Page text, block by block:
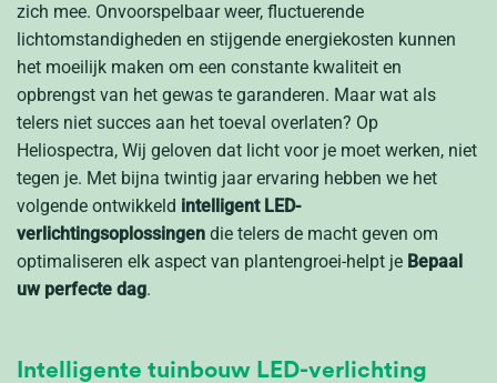
zich mee. Onvoorspelbaar weer, fluctuerende
lichtomstandigheden en stijgende energiekosten kunnen
het moeilijk maken om een constante kwaliteit en
opbrengst van het gewas te garanderen. Maar wat als
telers niet succes aan het toeval overlaten? Op
Heliospectra, Wij geloven dat licht voor je moet werken, niet
tegen je. Met bijna twintig jaar ervaring hebben we het
volgende ontwikkeld intelligentLED-
verlichtingsoplossingen die telers de macht geven om
optimaliseren elk aspect van plantengroei-helpt je Bepaal
uw perfecte dag.
Intelligente tuinbouw LED-verlichting